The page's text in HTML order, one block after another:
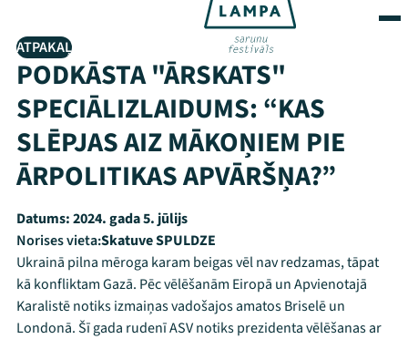
ATPAKAĻ
PODKĀSTA "ĀRSKATS"
SPECIĀLIZLAIDUMS: “KAS
SLĒPJAS AIZ MĀKOŅIEM PIE
ĀRPOLITIKAS APVĀRŠŅA?”
Datums:2024. gada 5. jūlijs
Norises vieta:Skatuve SPULDZE
Ukrainā pilna mēroga karam beigas vēl nav redzamas, tāpat
kā konfliktam Gazā. Pēc vēlēšanām Eiropā un Apvienotajā
Karalistē notiks izmaiņas vadošajos amatos Briselē un
Londonā. Šī gada rudenī ASV notiks prezidenta vēlēšanas ar